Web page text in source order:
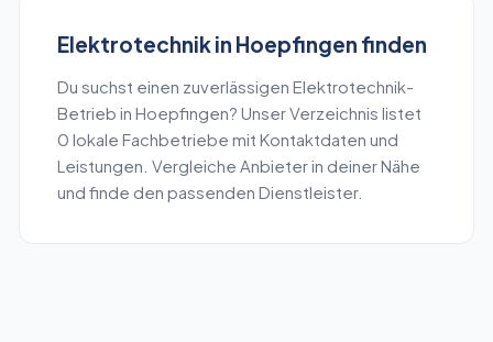
Elektrotechnikin Hoepfingen finden
Du suchst einen zuverlässigen Elektrotechnik-
Betrieb in Hoepfingen? Unser Verzeichnis listet
0 lokale Fachbetriebe mit Kontaktdaten und
Leistungen. Vergleiche Anbieter in deiner Nähe
und finde den passenden Dienstleister.